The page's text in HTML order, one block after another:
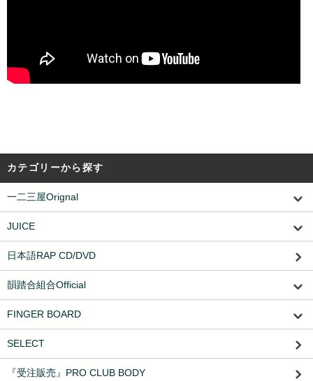
カテゴリーから探す
一二三屋Orignal
JUICE
日本語RAP CD/DVD
韻踏合組合Official
FINGER BOARD
SELECT
『受注販売』PRO CLUB BODY